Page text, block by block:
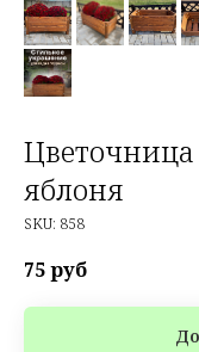
Цветочница
яблоня
SKU: 858
75руб